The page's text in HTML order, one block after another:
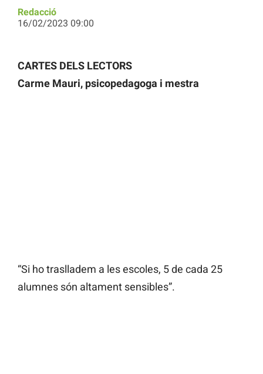
Redacció
16/02/2023 09:00
CARTES DELS LECTORS
Carme Mauri, psicopedagoga i mestra
“Si ho traslladem a les escoles, 5 de cada 25
alumnes són altament sensibles”.